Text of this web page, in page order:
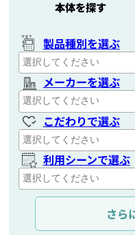
本体を探す
製品種別を選ぶ
メーカーを選ぶ
こだわりで選ぶ
利用シーンで選ぶ
通信距離を選ぶ
さら